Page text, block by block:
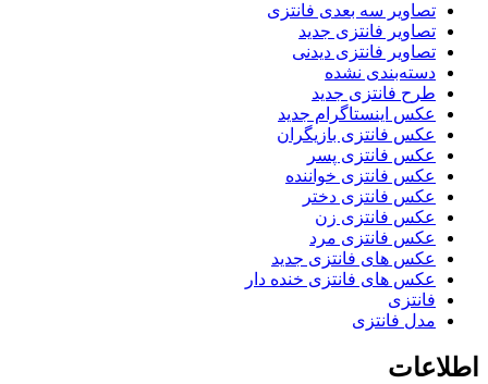
تصاویر سه بعدی فانتزی
تصاویر فانتزی جدید
تصاویر فانتزی دیدنی
دسته‌بندی نشده
طرح فانتزی جدید
عکس اینستاگرام جدید
عکس فانتزی بازیگران
عکس فانتزی پسر
عکس فانتزی خواننده
عکس فانتزی دختر
عکس فانتزی زن
عکس فانتزی مرد
عکس های فانتزی جدید
عکس های فانتزی خنده دار
فانتزی
مدل فانتزی
اطلاعات